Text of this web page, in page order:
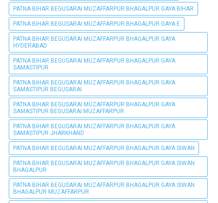
PATNA BIHAR BEGUSARAI MUZAFFARPUR BHAGALPUR GAYA BIHAR
PATNA BIHAR BEGUSARAI MUZAFFARPUR BHAGALPUR GAYA E
PATNA BIHAR BEGUSARAI MUZAFFARPUR BHAGALPUR GAYA
HYDERABAD
PATNA BIHAR BEGUSARAI MUZAFFARPUR BHAGALPUR GAYA
SAMASTIPUR
PATNA BIHAR BEGUSARAI MUZAFFARPUR BHAGALPUR GAYA
SAMASTIPUR BEGUSARAI
PATNA BIHAR BEGUSARAI MUZAFFARPUR BHAGALPUR GAYA
SAMASTIPUR BEGUSARAI MUZAFFARPUR
PATNA BIHAR BEGUSARAI MUZAFFARPUR BHAGALPUR GAYA
SAMASTIPUR JHARKHAND
PATNA BIHAR BEGUSARAI MUZAFFARPUR BHAGALPUR GAYA SIWAN
PATNA BIHAR BEGUSARAI MUZAFFARPUR BHAGALPUR GAYA SIWAN
BHAGALPUR
PATNA BIHAR BEGUSARAI MUZAFFARPUR BHAGALPUR GAYA SIWAN
BHAGALPUR MUZAFFARPUR